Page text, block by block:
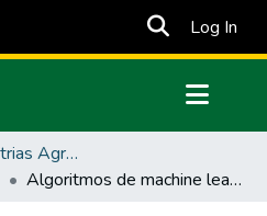
Log In
Facultad de Industrias Agropecuarias y Ciencias Ambientales
Algoritmos de machine learning para la correlación de proyectos de investigación